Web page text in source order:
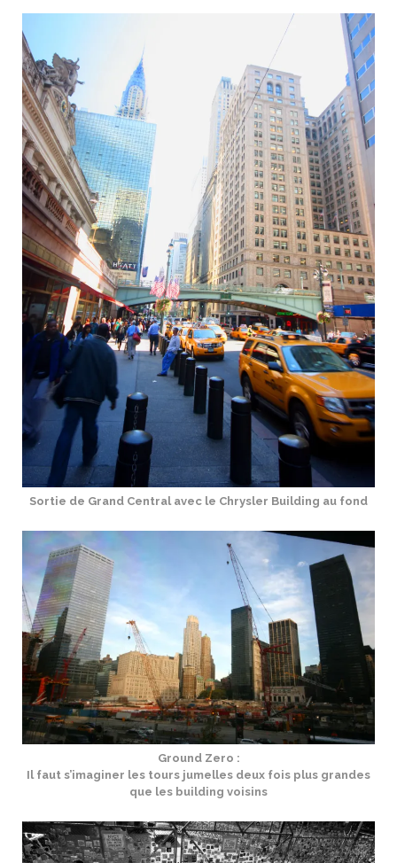
Sortie de Grand Central avec le Chrysler Building au fond
Ground Zero :
Il faut s’imaginer les tours jumelles deux fois plus grandes
que les building voisins